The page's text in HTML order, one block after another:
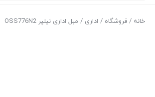
خانه / فروشگاه / اداری / مبل اداری نیلپر OSS776N2